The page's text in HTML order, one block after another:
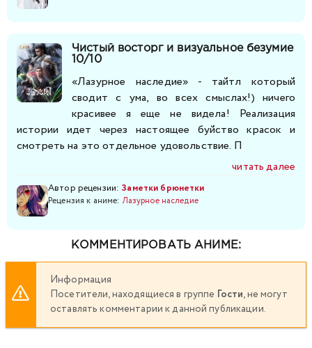
Чистый восторг и визуальное безумие
10/10
«Лазурное наследие» - тайтл который
сводит с ума, во всех смыслах!) ничего
красивее я еще не видела! Реализация
истории идет через настоящее буйство красок и
смотреть на это отдельное удовольствие. П
читать далее
Автор рецензии: Заметки брюнетки
Рецензия к аниме: Лазурное наследие
КОММЕНТИРОВАТЬ АНИМЕ:
Информация
Посетители, находящиеся в группе Гости, не могут
оставлять комментарии к данной публикации.